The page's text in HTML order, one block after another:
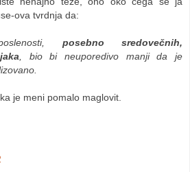
ova tvrdnja da:
posebno sredovečnih,
, bio bi neuporedivo manji da je
je meni pomalo maglovit.